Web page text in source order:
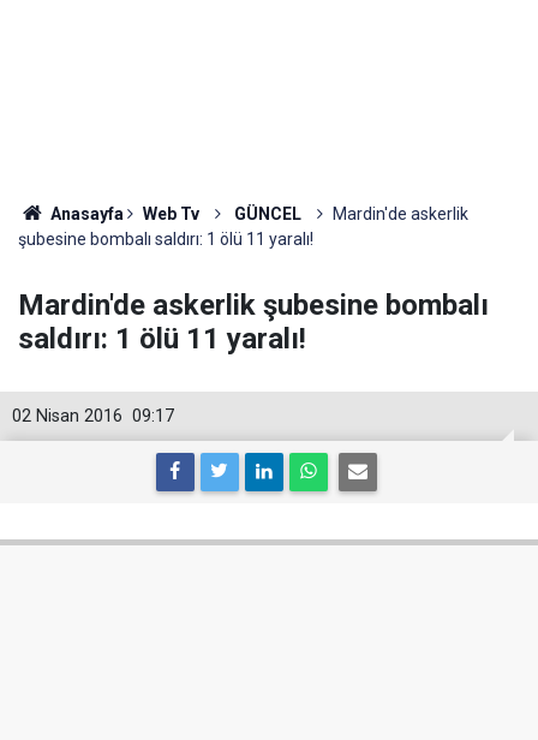
Anasayfa Web Tv GÜNCEL
Mardin'de askerlik
şubesine bombalı saldırı: 1 ölü 11 yaralı!
Mardin'de askerlik şubesine bombalı
saldırı: 1 ölü 11 yaralı!
09:17
02 Nisan 2016